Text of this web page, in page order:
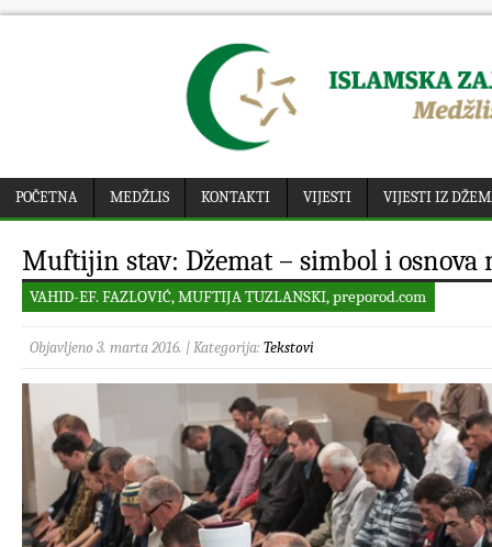
POČETNA MEDŽLIS KONTAKTI VIJESTI VIJESTI IZ
Muftijin stav: Džemat – simbol i osnova
VAHID-EF. FAZLOVIĆ, MUFTIJA TUZLANSKI, preporod.com
Objavljeno 3. marta 2016. | Kategorija: Tekstovi